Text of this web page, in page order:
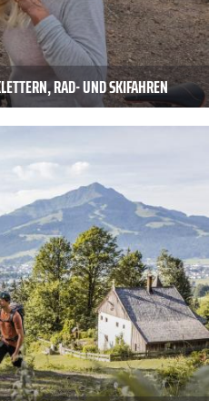
RAD- UND SKIFAHREN